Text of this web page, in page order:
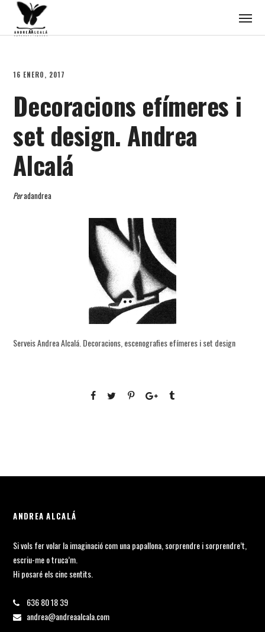
16 ENERO, 2017
Decoracions efímeres i
set design. Andrea
Alcalá
Peradandrea
Serveis Andrea Alcalá. Decoracions, escenografies efímeres i set design
ANDREA ALCALÁ
Si vols fer volar la imaginació com una papallona, sorprendre i sorprendre’t,
escriu-me o truca’m.
Hi posaré els cinc sentits.
636 80 18 39
andrea@andreaalcala.com